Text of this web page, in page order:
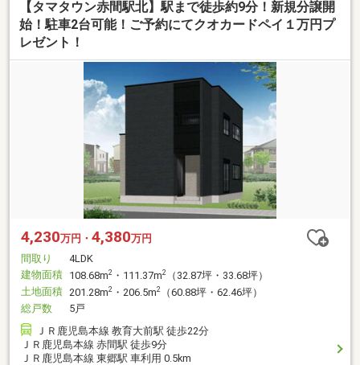
【タマタウン赤間駅北】駅まで徒歩約9分！新規分譲開
始！駐車2台可能！ご予約にてクオカードペイ１万円プ
レゼント！
4,230万円・ 4,380万円
間取り
4LDK
建物面積 108.68m2 ・111.37m2
（32.87坪・33.68坪）
土地面積 201.28m2 ・206.5m2
（60.88坪・62.46坪）
総戸数
5戸
ＪＲ鹿児島本線 教育大前駅 徒歩22分
ＪＲ鹿児島本線 赤間駅 徒歩9分
ＪＲ鹿児島本線 東郷駅 車利用 0.5km